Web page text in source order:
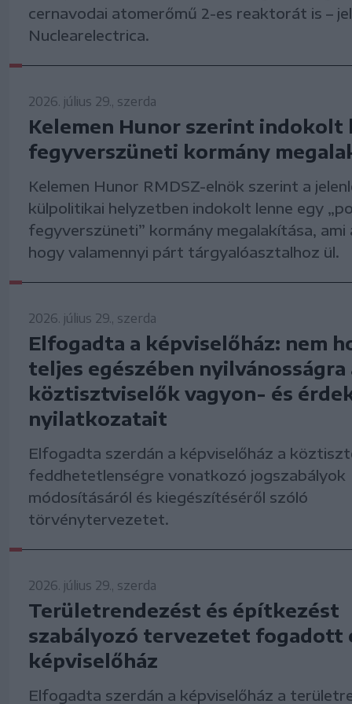
cernavodai atomerőmű 2-es reaktorát is –
Nuclearelectrica.
2026. július 29., szerda
Kelemen Hunor szerint indokolt
fegyverszüneti kormány
Kelemen Hunor RMDSZ-elnök szerint a
külpolitikai helyzetben indokolt lenne egy
fegyverszüneti” kormány megalakítása, ami
hogy valamennyi párt tárgyalóasztalhoz ül.
2026. július 29., szerda
Elfogadta a képviselőház: nem
teljes egészében nyilvánosságra
köztisztviselők vagyon- és
nyilatkozatait
Elfogadta szerdán a képviselőház a
feddhetetlenségre vonatkozó jogszabályok
módosításáról és kiegészítéséről szóló
törvénytervezetet.
2026. július 29., szerda
Területrendezést és építkezést
szabályozó tervezetet fogadott
képviselőház
Elfogadta szerdán a képviselőház a